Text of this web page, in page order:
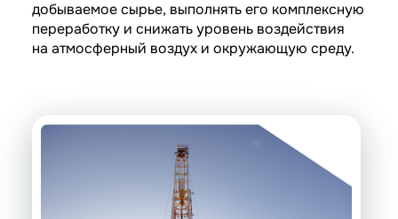
добываемое сырье, выполнять его комплексную
переработку и снижать уровень воздействия
на атмосферный воздух и окружающую среду.
Водогазовое воздействие
Сайклинг-процесс